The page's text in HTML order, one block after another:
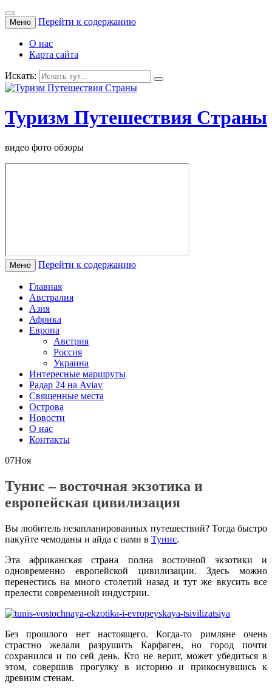
Меню Перейти к содержанию
О нас
Карта сайта
Искать:
Туризм Путешествия Страны
видео фото обзоры
Меню Перейти к содержанию
Главная
Австралия
Азия
Африка
Европа
Австрия
Россия
Украина
Интересные маршруты
Радар 24 на Aviav
Священные места
Острова
Новости
О нас
Контакты
07Ноя
Тунис – восточная экзотика и
европейская цивилизация
Вы любитель незапланированных путешествий? Тогда быстро
пакуйте чемоданы и айда с нами в Тунис.
Эта африканская страна полна восточной экзотики и
одновременно европейской цивилизации. Здесь можно
перенестись на много столетий назад и тут же вкусить все
прелести современной индустрии.
Без прошлого нет настоящего. Когда-то римляне очень
страстно желали разрушить Карфаген, но город почти
сохранился и по сей день. Кто не верит, может убедиться в
этом, совершив прогулку в историю и прикоснувшись к
древним стенам.